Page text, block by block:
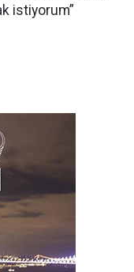
istiyorum”